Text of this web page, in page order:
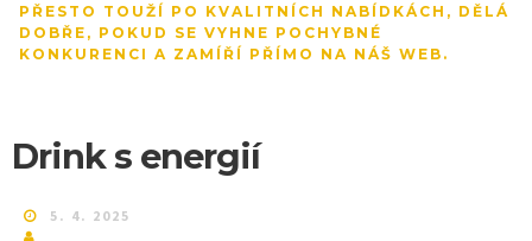
PŘESTO TOUŽÍ PO KVALITNÍCH NABÍDKÁCH, DĚLÁ
DOBŘE, POKUD SE VYHNE POCHYBNÉ
KONKURENCI A ZAMÍŘÍ PŘÍMO NA NÁŠ WEB.
Drink s energií
5. 4. 2025